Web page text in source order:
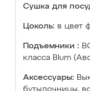
Сушка для
Цоколь: в цвет
Подъемники :
класса Blum
Аксессуары: